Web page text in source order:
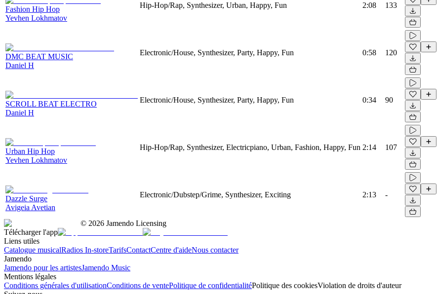
Fashion Hip Hop
Yevhen Lokhmatov
Hip-Hop/Rap, Synthesizer, Urban, Happy, Fun 2:08 133
DMC BEAT MUSIC
Daniel H
Electronic/House, Synthesizer, Party, Happy, Fun 0:58 120
SCROLL BEAT ELECTRO
Daniel H
Electronic/House, Synthesizer, Party, Happy, Fun 0:34 90
Urban Hip Hop
Yevhen Lokhmatov
Hip-Hop/Rap, Synthesizer, Electricpiano, Urban, Fashion, Happy, Fun 2:14 107
Dazzle Surge
Avigeia Avetian
Electronic/Dubstep/Grime, Synthesizer, Exciting 2:13 -
© 2026 Jamendo Licensing
Télécharger l'app
Liens utiles
Catalogue musicalRadios In-storeTarifsContactCentre d'aideNous contacter
Jamendo
Jamendo pour les artistesJamendo Music
Mentions légales
Conditions générales d'utilisationConditions de ventePolitique de confidentialitéPolitique des cookiesViolation de droits d'auteur